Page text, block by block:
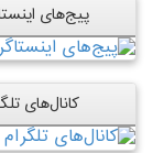
پیج‌های
کانال‌های